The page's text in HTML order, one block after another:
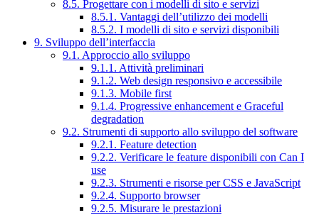
8.5. Progettare con i modelli di sito e servizi
8.5.1. Vantaggi dell’utilizzo dei modelli
8.5.2. I modelli di sito e servizi disponibili
9. Sviluppo dell’interfaccia
9.1. Approccio allo sviluppo
9.1.1. Attività preliminari
9.1.2. Web design responsivo e accessibile
9.1.3. Mobile first
9.1.4. Progressive enhancement e Graceful
degradation
9.2. Strumenti di supporto allo sviluppo del software
9.2.1. Feature detection
9.2.2. Verificare le feature disponibili con Can I
use
9.2.3. Strumenti e risorse per CSS e JavaScript
9.2.4. Supporto browser
9.2.5. Misurare le prestazioni